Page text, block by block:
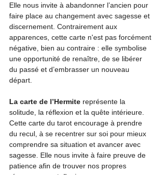
Elle nous invite à abandonner l’ancien pour
faire place au changement avec sagesse et
discernement. Contrairement aux
apparences, cette carte n'est pas forcément
négative, bien au contraire : elle symbolise
une opportunité de renaître, de se libérer
du passé et d’embrasser un nouveau
départ.
La carte de l’Hermite représente la
solitude, la réflexion et la quête intérieure.
Cette carte du tarot encourage à prendre
du recul, à se recentrer sur soi pour mieux
comprendre sa situation et avancer avec
sagesse. Elle nous invite à faire preuve de
patience afin de trouver nos propres